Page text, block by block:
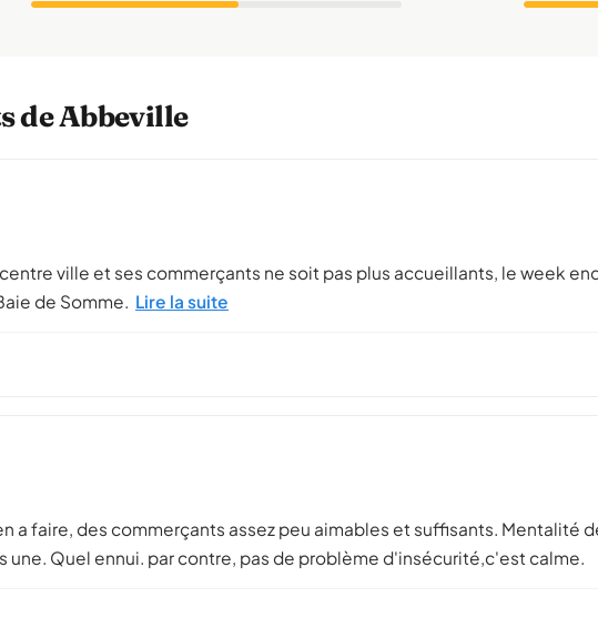
de Abbeville
ville et ses commerçants ne soit pas plus accueillants, le week
de Somme. Lire la suite
a faire, des commerçants assez peu aimables et suffisants. Mentalité
une. Quel ennui. par contre, pas de problème d'insécurité,c'est calme.